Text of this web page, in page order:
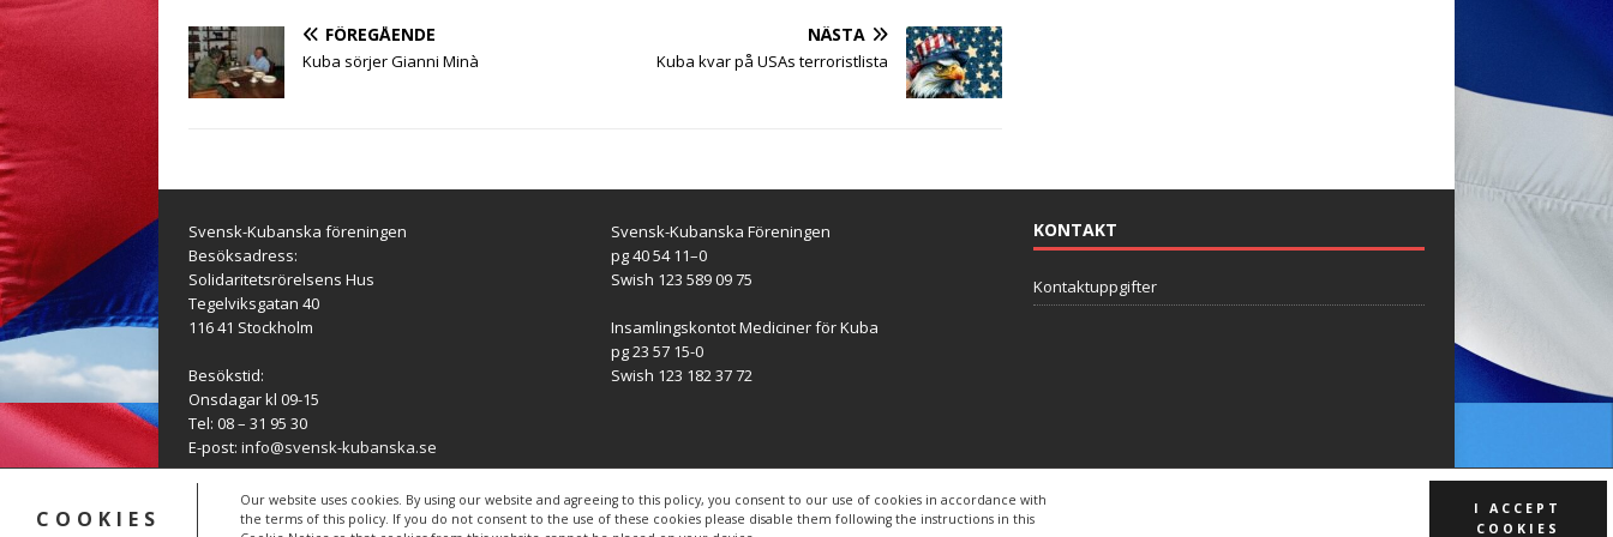
COOKIES
Our website uses cookies. By using our website and agreeing to this policy, you consent to our use of cookies in accordance with
the terms of this policy. If you do not consent to the use of these cookies please disable them following the instructions in this
I ACCEPT
COOKIES
o
k
r
p
p
g
e
FÖREGÅENDE
Kuba sörjer Gianni Minà
NÄSTA
Kuba kvar på USAs terroristlista
Svensk-Kubanska föreningen
Besöksadress:
Solidaritetsrörelsens Hus
Tegelviksgatan 40
116 41 Stockholm
Besökstid:
Onsdagar kl 09-15
Tel: 08 – 31 95 30
E-post: info@svensk-kubanska.se
Svensk-Kubanska Föreningen
pg 40 54 11–0
Swish 123 589 09 75
Insamlingskontot Mediciner för Kuba
pg 23 57 15-0
Swish 123 182 37 72
KONTAKT
Kontaktuppgifter
Copyright © 2026 | WordPress-tema avMH Themes